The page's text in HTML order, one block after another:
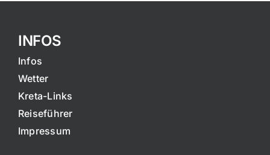
INFOS
Infos
Wetter
Kreta-Links
Reiseführer
Impressum